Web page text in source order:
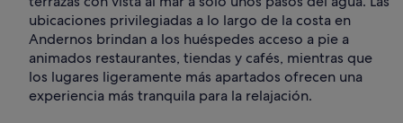
ubicaciones privilegiadas a lo largo de la costa en
Andernos brindan a los huéspedes acceso a pie a
animados restaurantes, tiendas y cafés, mientras que
los lugares ligeramente más apartados ofrecen una
experiencia más tranquila para la relajación.